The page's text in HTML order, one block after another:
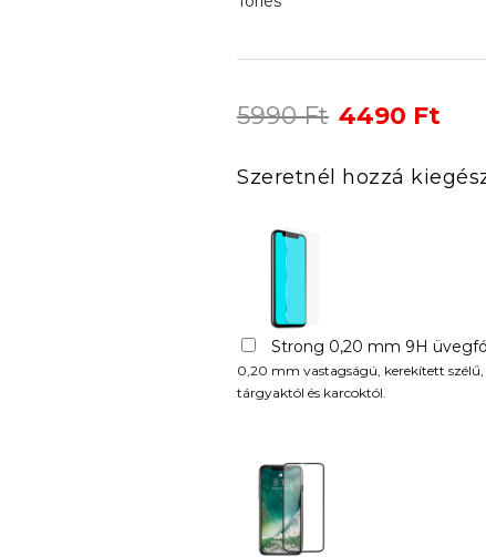
5990Ft Original
was:
5990 Ft.
4490 Ft
is:
Szeretnél hozzá
Strong 0,20 mm 9H
0,20 mm vastagságú, kerekített
tárgyaktól és karcoktól.